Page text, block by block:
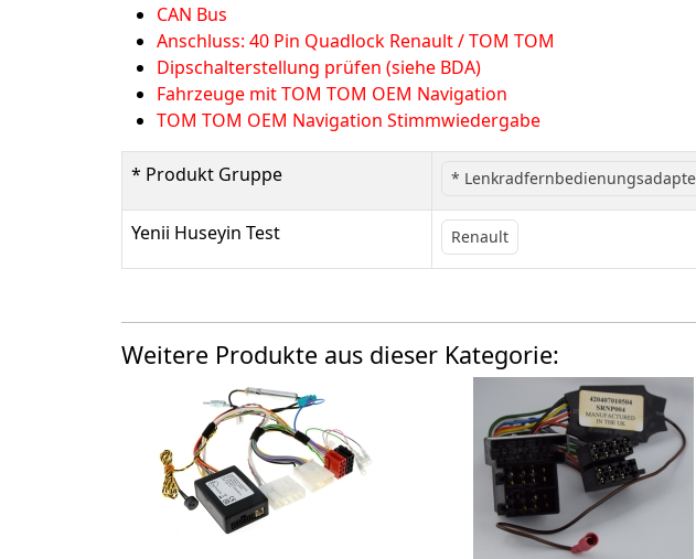
CAN Bus
Anschluss: 40 Pin Quadlock Renault / TOM TOM
Dipschalterstellung prüfen (siehe BDA)
Fahrzeuge mit TOM TOM OEM Navigation
TOM TOM OEM Navigation Stimmwiedergabe
* Produkt Gruppe *
Yenii Huseyin Test Renault
Weitere Produkte aus dieser Kategorie: